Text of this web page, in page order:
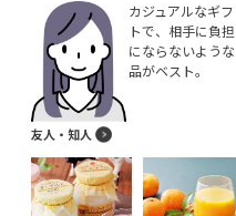
友人・知人
カジュアルなギフ
トで、相手に負担
にならないような
品がベスト。